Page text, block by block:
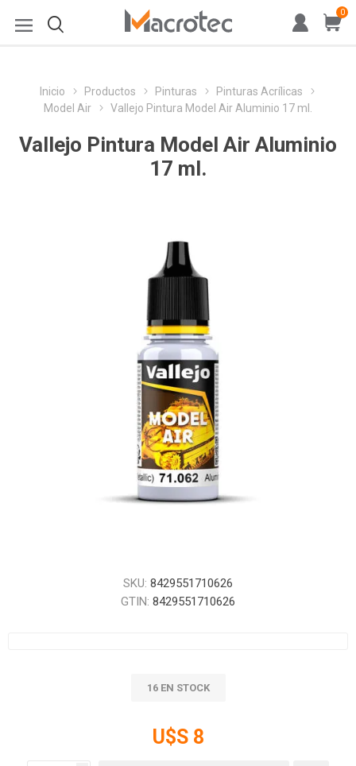
0
Inicio Productos Pinturas
Pinturas Acrílicas
Model Air
Vallejo Pintura Model Air Aluminio 17 ml.
Vallejo Pintura Model Air Aluminio
17 ml.
SKU: 8429551710626
GTIN: 8429551710626
16 EN STOCK
U$S 8